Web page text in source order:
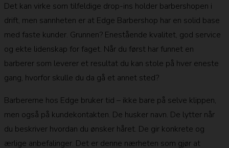
Det kan virke som tilfeldige drop-ins holder barbershopen i
drift, men sannheten er at Edge Barbershop har en solid base
med faste kunder. Grunnen? Enestående kvalitet, god service
og ekte lidenskap for faget. Når du først har funnet en
barberer som leverer et resultat du kan stole på hver eneste
gang, hvorfor skulle du da gå et annet sted?
Barbererne hos Edge bruker tid – ikke bare på selve klippen,
men også på kundekontakten. De husker navn. De lytter når
du beskriver hvordan du ønsker håret. De gir konkrete og
ærlige anbefalinger. Det er denne nærheten som gjør at